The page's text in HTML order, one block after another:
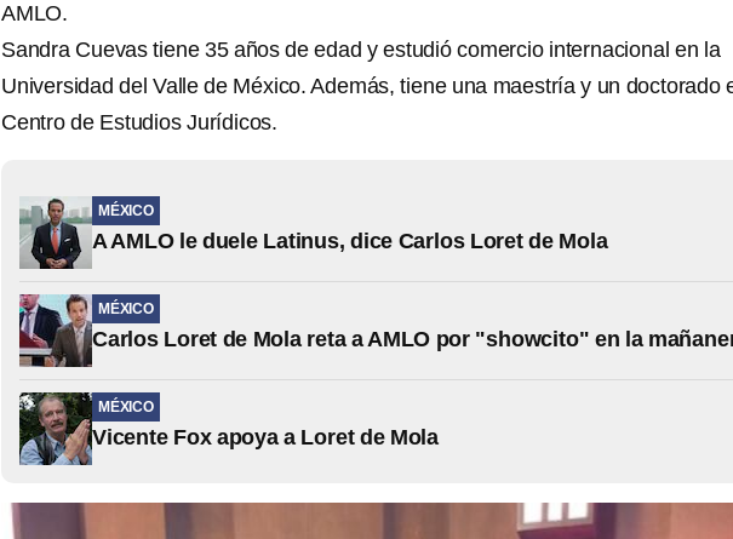
AMLO.
Sandra Cuevas tiene 35 años de edad y estudió comercio internacional en la
Universidad del Valle de México. Además, tiene una maestría y un doctorado
Centro de Estudios Jurídicos.
MÉXICO
A AMLO le duele Latinus, dice Carlos Loret de Mola
MÉXICO
Carlos Loret de Mola reta a AMLO por "showcito" en la
MÉXICO
Vicente Fox apoya a Loret de Mola